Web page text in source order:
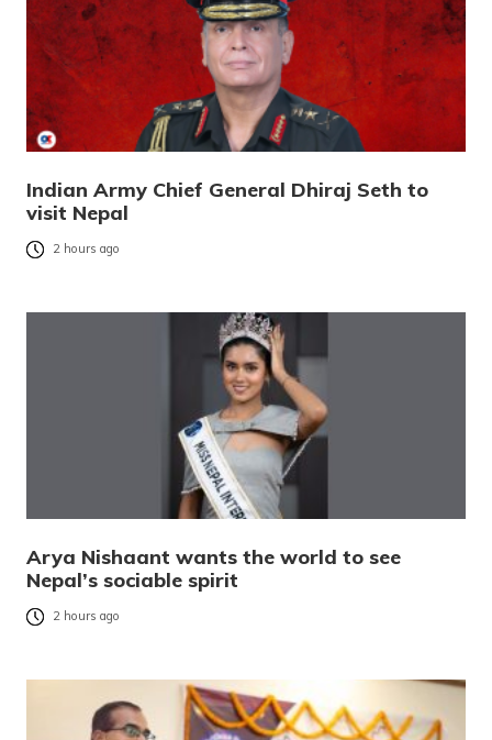
Indian Army Chief General Dhiraj Seth to
visit Nepal
2 hours ago
Arya Nishaant wants the world to see
Nepal’s sociable spirit
2 hours ago